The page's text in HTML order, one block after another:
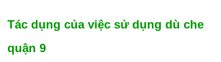
Tác dụng của việc sử dụng dù che
quận 9